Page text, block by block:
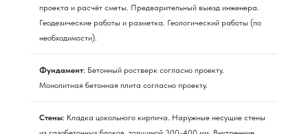
проекта и расчёт сметы. Предварительный выезд инженера.
Геодезические работы и разметка. Геологический работы (по
необходимости).
Фундамент: Бетонный ростверк согласно проекту.
Монолитная бетонная плита согласно проекту.
Стены: Кладка цокольного кирпича. Наружные несущие стены